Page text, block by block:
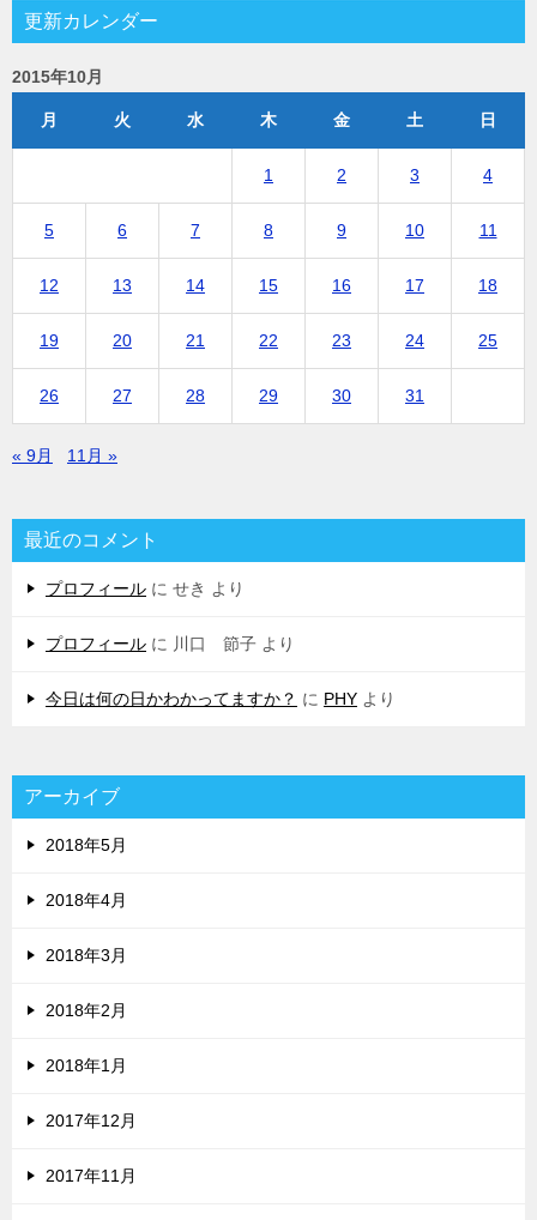
更新カレンダー
2015年10月
月 火 水 木 金 土 日
1 2 3 4
5 6 7 8 9 10 11
12 13 14 15 16 17 18
19 20 21 22 23 24 25
26 27 28 29 30 31
« 9月 11月 »
最近のコメント
プロフィール に せき より
プロフィール に 川口 節子 より
今日は何の日かわかってますか？ に PHY より
アーカイブ
2018年5月
2018年4月
2018年3月
2018年2月
2018年1月
2017年12月
2017年11月